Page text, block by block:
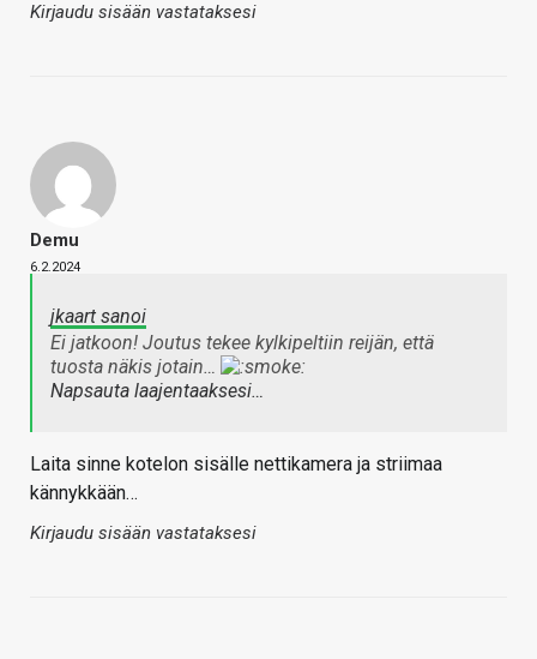
Kirjaudu sisään vastataksesi
Demu
6.2.2024
jkaart sanoi
Ei jatkoon! Joutus tekee kylkipeltiin reijän, että
tuosta näkis jotain…
Napsauta laajentaaksesi…
Laita sinne kotelon sisälle nettikamera ja striimaa
kännykkään…
Kirjaudu sisään vastataksesi